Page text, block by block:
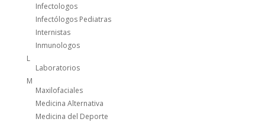
Infectologos
Infectólogos Pediatras
Internistas
Inmunologos
L
Laboratorios
M
Maxilofaciales
Medicina Alternativa
Medicina del Deporte